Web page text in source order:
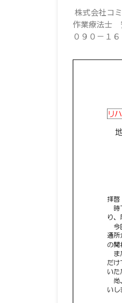
株式会社コ
作業療法士
０９０－１